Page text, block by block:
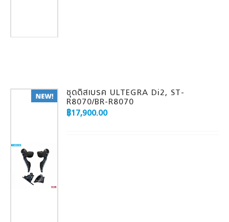
ชุดดิสเบรค ULTEGRA Di2, ST-
R8070/BR-R8070
฿17,900.00